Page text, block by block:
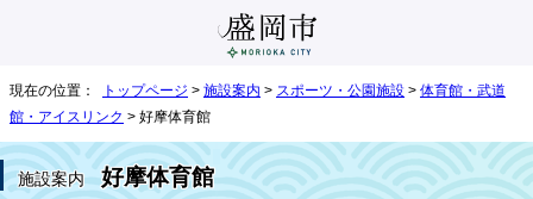
現在の位置： トップページ > 施設案内 > スポーツ・公園施設 > 体育館・武道
館・アイスリンク > 好摩体育館
施設案内好摩体育館